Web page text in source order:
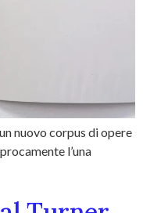
nuovo corpus di opere
l’una